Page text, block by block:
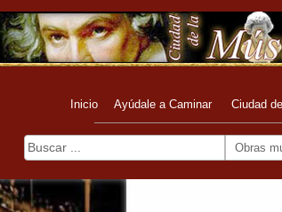
Inicio Ayúdale a Caminar Ciudad
Obras